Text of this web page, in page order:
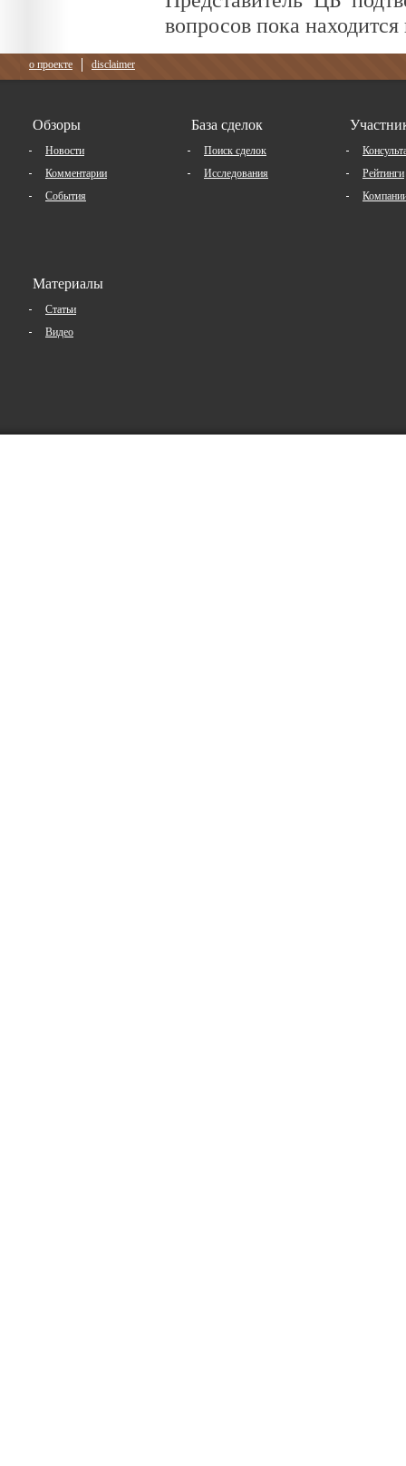
вопросов пока
о проекте disclaimer
Обзоры
Новости
Комментарии
События
База сделок
Поиск сделок
Исследования
Рейтинги
Материалы
Статьи
Видео